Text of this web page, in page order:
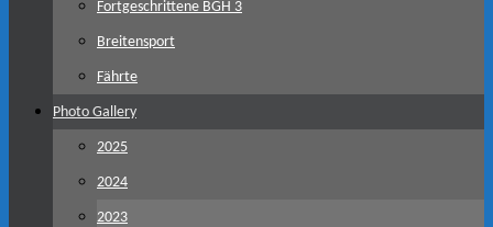
Fortgeschrittene BGH 3
Breitensport
Fährte
Photo Gallery
2025
2024
2023